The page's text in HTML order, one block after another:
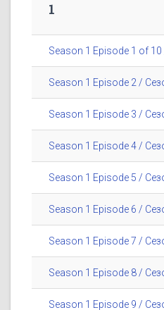
1
Season 1 Episode 1 of
Season 1 Episode 2 /
Season 1 Episode 3 /
Season 1 Episode 4 /
Season 1 Episode 5 /
Season 1 Episode 6 /
Season 1 Episode 7 /
Season 1 Episode 8 /
Season 1 Episode 9 /